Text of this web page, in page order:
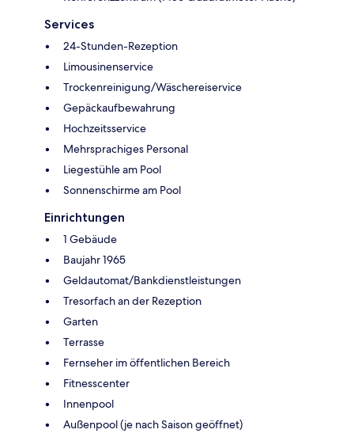
Services
24-Stunden-Rezeption
Limousinenservice
Trockenreinigung/Wäschereiservice
Gepäckaufbewahrung
Hochzeitsservice
Mehrsprachiges Personal
Liegestühle am Pool
Sonnenschirme am Pool
Einrichtungen
1 Gebäude
Baujahr 1965
Geldautomat/Bankdienstleistungen
Tresorfach an der Rezeption
Garten
Terrasse
Fernseher im öffentlichen Bereich
Fitnesscenter
Innenpool
Außenpool (je nach Saison geöffnet)